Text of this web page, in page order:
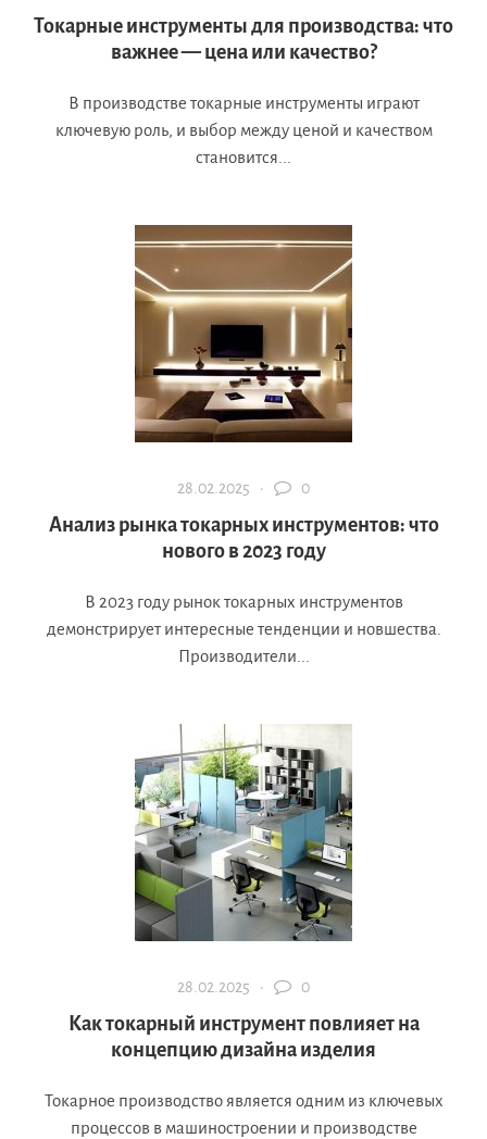
Токарные инструменты для производства: что
важнее — цена или качество?
В производстве токарные инструменты играют
ключевую роль, и выбор между ценой и качеством
становится...
28.02.2025 · 0
Анализ рынка токарных инструментов: что
нового в 2023 году
В 2023 году рынок токарных инструментов
демонстрирует интересные тенденции и новшества.
Производители...
28.02.2025 · 0
Как токарный инструмент повлияет на
концепцию дизайна изделия
Токарное производство является одним из ключевых
процессов в машиностроении и производстве